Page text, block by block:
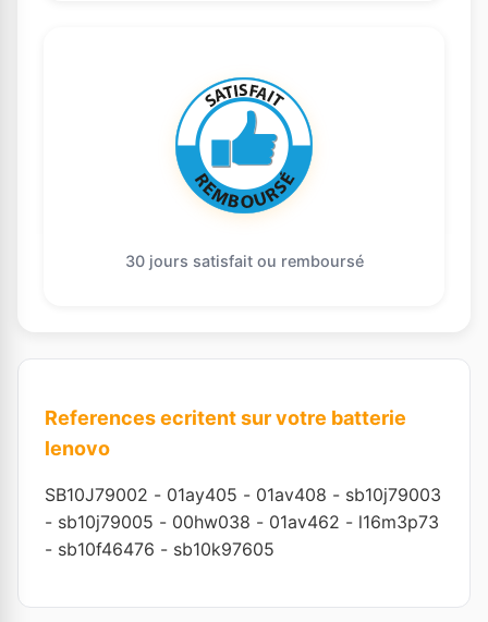
30 jours satisfait ou remboursé
References ecritent sur votre batterie
lenovo
SB10J79002 - 01ay405 - 01av408 - sb10j79003
- sb10j79005 - 00hw038 - 01av462 - l16m3p73
- sb10f46476 - sb10k97605